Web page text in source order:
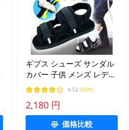
ギプス シューズ サンダル
カバー 子供 メンズ レディ
ース 片足 左右兼用 つま先
軽量 骨折 足 入院 介護
4.52 (58件)
2,180 円
価格比較